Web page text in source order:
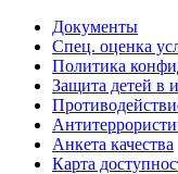
Документы
Спец. оценка
Политика
Защита детей в
Анкета качества
Карта